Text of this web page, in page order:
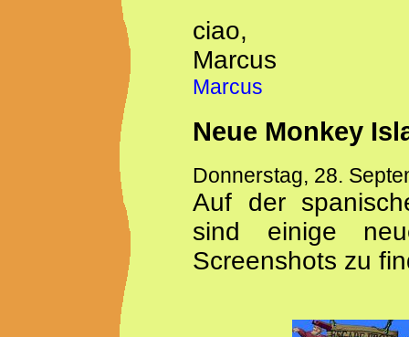
ciao,
Marcus
Marcus
Neue Monkey
Donnerstag, 28.
Auf der
sind einige
Screenshots zu